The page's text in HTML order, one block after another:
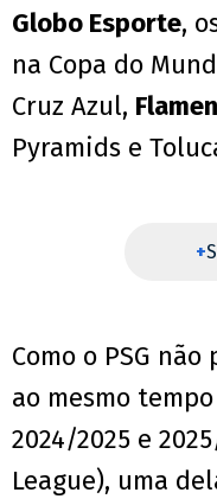
Globo Esporte,
na Copa do
Cruz Azul,
Pyramids e
+
Como o PSG
ao mesmo
2024/2025 e
League), uma